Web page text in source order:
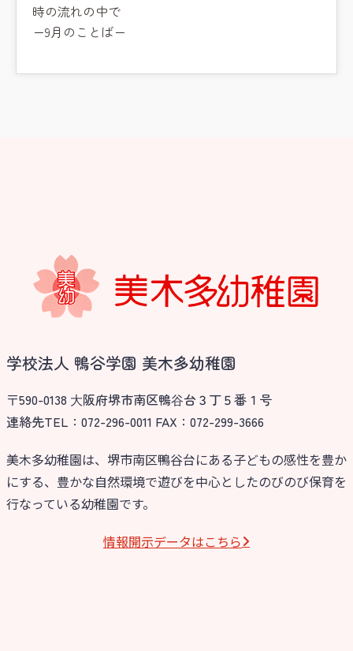
時の流れの中で
ー9月のことばー
学校法人 鴨谷学園 美木多幼稚園
〒590-0138 ⼤阪府堺市南区鴨⾕台３丁５番１号
連絡先TEL：072-296-0011 FAX：072-299-3666
美木多幼稚園は、堺市南区鴨谷台にある子どもの感性を豊か
にする、豊かな自然環境で遊びを中心としたのびのび保育を
行なっている幼稚園です。
情報開⽰データはこちら
お知らせ
今日の幼稚園